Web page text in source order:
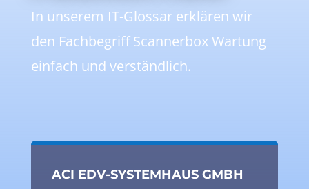
In unserem IT-Glossar erklären wir
den Fachbegriff Scannerbox Wartung
einfach und verständlich.
ACI EDV-SYSTEMHAUS GMBH